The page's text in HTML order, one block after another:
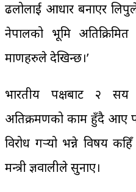
ढलोलाई आधार बनाएर
नेपालको भूमि
प्रमाणहरुले देखिन्छ।’
भारतीय पक्षबाट २
अतिक्रमणको काम हुँदै आए
विरोध गर्‍यो भन्ने विषय
मन्त्री ज्ञवालीले सुनाए।